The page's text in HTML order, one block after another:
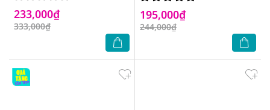
233,000₫
333,000₫
195,000₫
244,000₫